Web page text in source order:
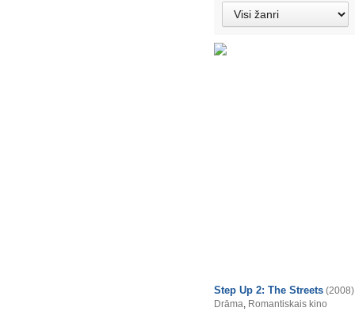
Step Up 2: The Streets (2008)
Drāma, Romantiskais kino